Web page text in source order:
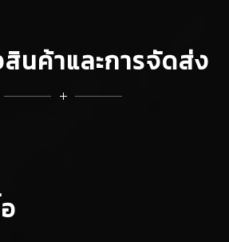
นค้าและการจัดส่ง